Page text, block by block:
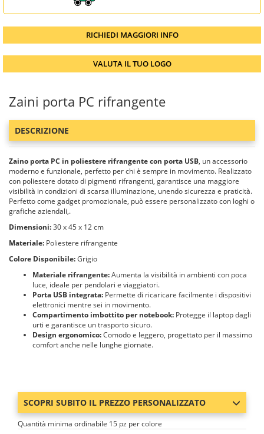
RICHIEDI MAGGIORI INFO
VALUTA IL TUO LOGO
Zaini porta PC rifrangente
DESCRIZIONE
Zaino porta PC in poliestere rifrangente con porta USB, un accessorio
moderno e funzionale, perfetto per chi è sempre in movimento. Realizzato
con poliestere dotato di pigmenti rifrangenti, garantisce una maggiore
visibilità in condizioni di scarsa illuminazione, unendo sicurezza e praticità.
Perfetto come gadget promozionale, può essere personalizzato con loghi o
grafiche aziendali,.
Dimensioni:30 x 45 x 12 cm
Materiale: Poliestere rifrangente
Colore Disponibile:Grigio
Materiale rifrangente:Aumenta la visibilità in ambienti con poca
luce, ideale per pendolari e viaggiatori.
Porta USB integrata: Permette di ricaricare facilmente i dispositivi
elettronici mentre sei in movimento.
Compartimento imbottito per notebook: Protegge il laptop dagli
urti e garantisce un trasporto sicuro.
Design ergonomico:Comodo e leggero, progettato per il massimo
comfort anche nelle lunghe giornate.
SCOPRI SUBITO IL PREZZO PERSONALIZZATO
Quantità minima ordinabile 15 pz per colore